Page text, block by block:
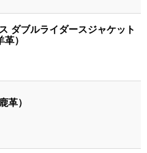
ダブルライダースジャケット
）
革）